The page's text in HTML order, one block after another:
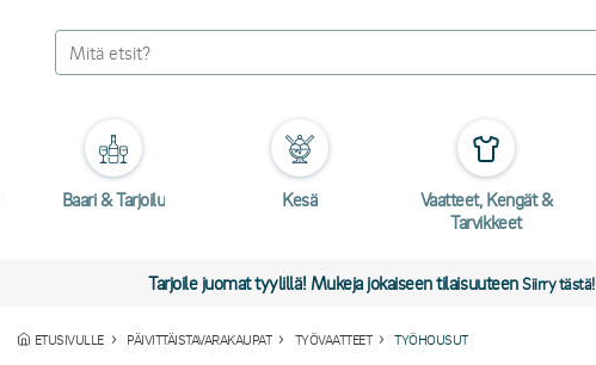
Baari & Tarjoilu Kesä
Vaatteet, Kengät &
Tarvikkeet
Tarjoile juomat tyylillä! Mukeja jokaiseen tilaisuuteenSiirry tästä!
ETUSIVULLE PÄIVITTÄISTAVARAKAUPAT TYÖVAATTEET TYÖHOUSUT